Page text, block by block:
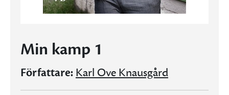
Min kamp 1
Författare: Karl Ove Knausgård